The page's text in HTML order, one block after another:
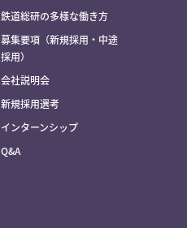
鉄道総研の多様な働き方
募集要項（新規採用・中途
採用）
会社説明会
新規採用選考
インターンシップ
Q&A